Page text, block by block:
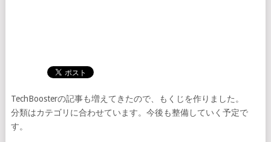
TechBoosterの記事も増えてきたので、もくじを作りました。
分類はカテゴリに合わせています。今後も整備していく予定で
す。